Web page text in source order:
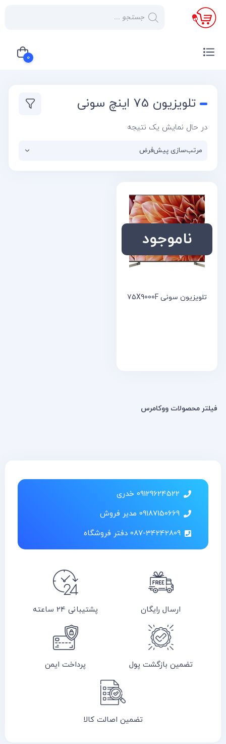
×
صفحه
صوتی و
گازی
لوازم
آشپز
مقالات
0
سبد خرید شما خالی است تلویزیون 75 اینچ سونی
در حال نمایش یک نتیجه
ناموجود
تلویزیون سونی 75X9000F
فیلتر محصولات ووکامرس
09129624522 خدری
09187150669 مدیر فروش
087-34242809 دفتر فروشگاه
ارسال رایگان پشتیبانی 24 ساعته
تضمین بازگشت پول پرداخت ایمن
تضمین اصالت کالا